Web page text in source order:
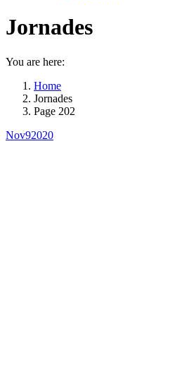
Jornades
You are here:
Home
Jornades
Page 202
Nov92020